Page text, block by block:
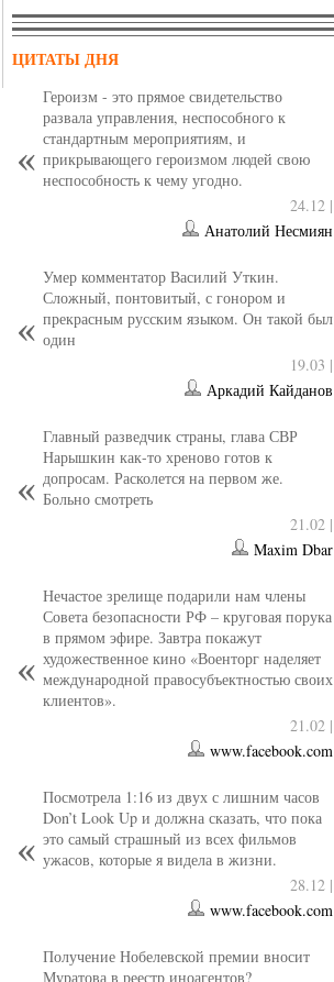
ЦИТАТЫ ДНЯ
Героизм - это прямое свидетельство
развала управления, неспособного к
стандартным мероприятиям, и
прикрывающего героизмом людей свою
неспособность к чему угодно.
24.12 |
Анатолий Несмиян
Умер комментатор Василий Уткин.
Сложный, понтовитый, с гонором и
прекрасным русским языком. Он такой был
один
19.03 |
Аркадий Кайданов
Главный разведчик страны, глава СВР
Нарышкин как-то хреново готов к
допросам. Расколется на первом же.
Больно смотреть
21.02 |
Maxim Dbar
Нечастое зрелище подарили нам члены
Совета безопасности РФ – круговая порука
в прямом эфире. Завтра покажут
художественное кино «Военторг наделяет
международной правосубъектностью своих
клиентов».
21.02 |
www.facebook.com
Посмотрела 1:16 из двух с лишним часов
Don’t Look Up и должна сказать, что пока
это самый страшный из всех фильмов
ужасов, которые я видела в жизни.
28.12 |
www.facebook.com
Получение Нобелевской премии вносит
Муратова в реестр иноагентов?